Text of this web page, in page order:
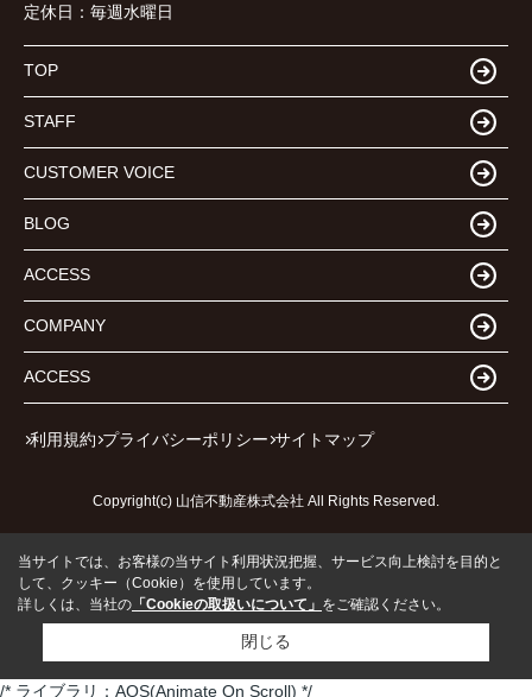
定休日： 毎週水曜日
TOP
STAFF
CUSTOMER VOICE
BLOG
ACCESS
COMPANY
ACCESS
利用規約 プライバシーポリシー サイトマップ
Copyright(c) 山信不動産株式会社 All Rights Reserved.
当サイトでは、お客様の当サイト利用状況把握、サービス向上検討を目的と
して、クッキー（Cookie）を使用しています。
詳しくは、当社の 「Cookieの取扱いについて」 をご確認ください。
閉じる
/* ライブラリ：AOS(Animate On Scroll) */